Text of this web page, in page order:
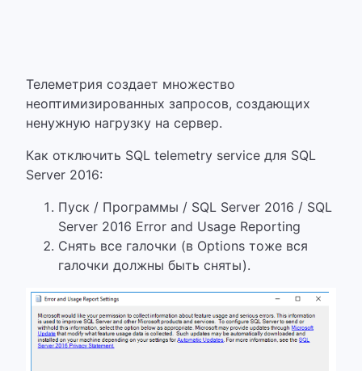
Телеметрия создает множество
неоптимизированных запросов, создающих
ненужную нагрузку на сервер.
Как отключить SQL telemetry service для SQL
Server 2016:
Пуск / Программы / SQL Server 2016 / SQL
Server 2016 Error and Usage Reporting
Снять все галочки (в Options тоже вся
галочки должны быть сняты).